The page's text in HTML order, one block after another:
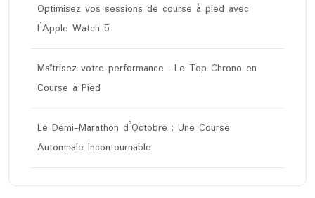
Optimisez vos sessions de course à pied avec
l’Apple Watch 5
Maîtrisez votre performance : Le Top Chrono en
Course à Pied
Le Demi-Marathon d’Octobre : Une Course
Automnale Incontournable